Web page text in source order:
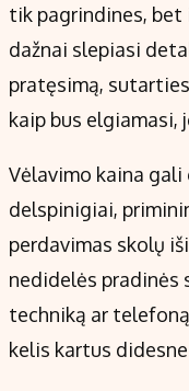
tik pagrindines, bet
dažnai slepiasi
pratęsimą,
kaip bus elgiamasi,
Vėlavimo kaina
delspinigiai,
perdavimas skolų
nedidelės pradinės
techniką ar
kelis kartus